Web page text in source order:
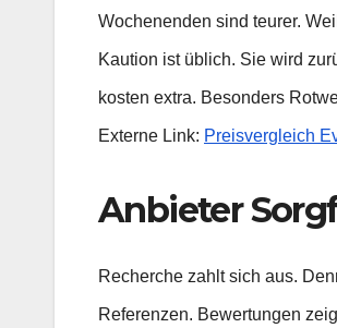
Wochenenden sind teurer.
Kaution ist üblich. Sie wird
kosten extra. Besonders
Externe Link: Preisvergleich
Anbieter
Recherche zahlt sich aus.
Referenzen. Bewertungen